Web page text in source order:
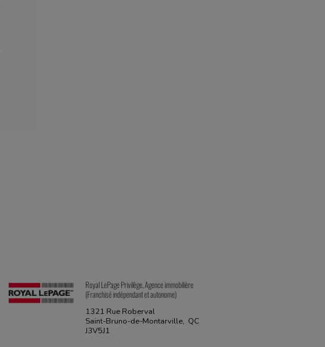
Royal LePage Privilège, Agence immobilière
(Franchisé indépendant et autonome)
1321 Rue Roberval
Saint-Bruno-de-Montarville, QC
J3V5J1